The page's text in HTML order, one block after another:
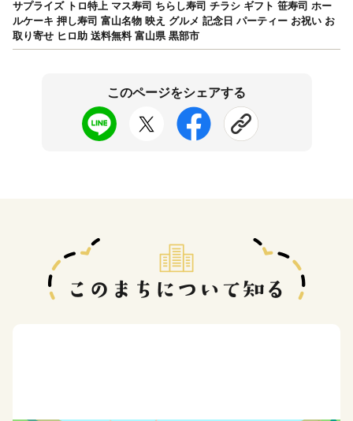
サプライズ トロ特上 マス寿司 ちらし寿司 チラシ ギフト 笹寿司 ホー
ルケーキ 押し寿司 富山名物 映え グルメ 記念日 パーティー お祝い お
取り寄せ ヒロ助 送料無料 富山県 黒部市
このページをシェアする